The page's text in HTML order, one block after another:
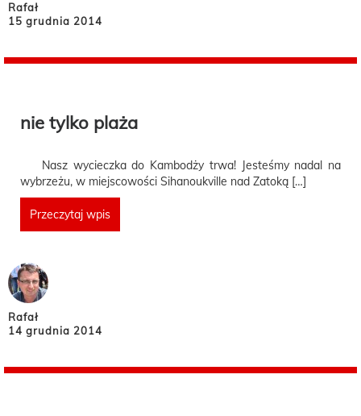
Rafał
15 grudnia 2014
nie tylko plaża
Nasz wycieczka do Kambodży trwa! Jesteśmy nadal na
wybrzeżu, w miejscowości Sihanoukville nad Zatoką […]
Przeczytaj wpis
Rafał
14 grudnia 2014